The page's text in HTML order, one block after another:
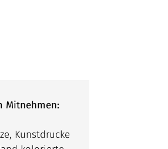
Mitnehmen:
Kunstdrucke